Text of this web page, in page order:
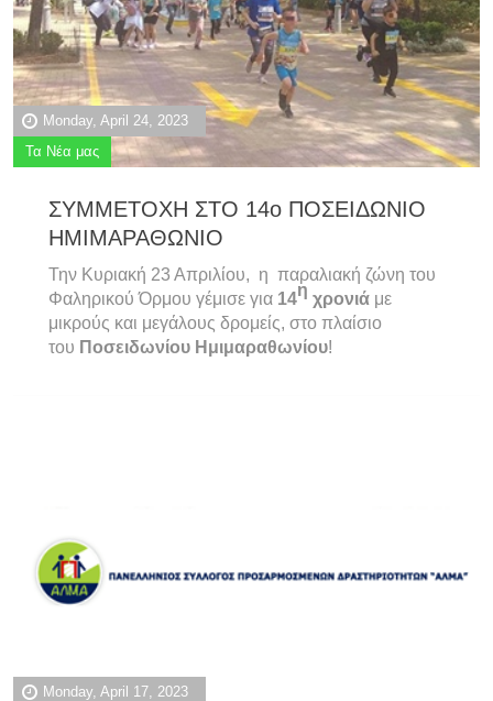
Monday, April 24, 2023
Τα Νέα μας
ΣΥΜΜΕΤΟΧΗ ΣΤΟ 14ο ΠΟΣΕΙΔΩΝΙΟ
ΗΜΙΜΑΡΑΘΩΝΙΟ
Την Κυριακή 23 Απριλίου, η παραλιακή ζώνη του
Φαληρικού Όρμου γέμισε για 14η χρονιά με
μικρούς και μεγάλους δρομείς, στο πλαίσιο
του Ποσειδωνίου Ημιμαραθωνίου!
Monday, April 17, 2023